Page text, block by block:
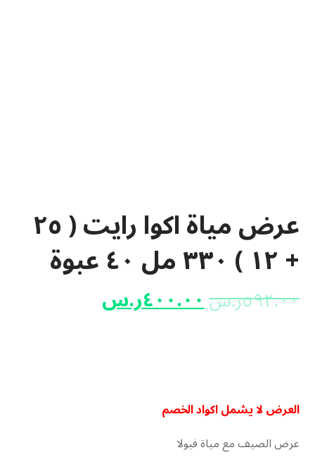
عرض مياة اكوا رايت ( ٢٥
+ ١٢ ) ٣٣٠ مل ٤٠ عبوة
٥٩٢.٠٠ر.س٤٠٠.٠٠ر.س
العرض لا يشمل اكواد الخصم
عرض الصيف مع مياة فيولا